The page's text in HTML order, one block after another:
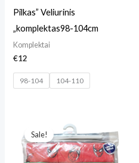
Pilkas” Veliurinis
„komplektas98-104cm
Komplektai
€12
98-104 104-110
Sale!
price
was:
€19.
price
is:
€16.